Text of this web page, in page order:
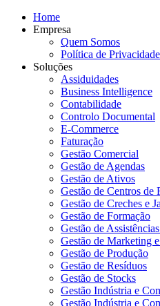
Home
Empresa
Quem Somos
Política de Privacidade
Soluções
Assiduidades
Business Intelligence
Contabilidade
Controlo Documental
E-Commerce
Faturação
Gestão Comercial
Gestão de Agendas
Gestão de Ativos
Gestão de Centros de
Gestão de Creches e
Gestão de Formação
Gestão de
Gestão de Marketing
Gestão de Produção
Gestão de Resíduos
Gestão de Stocks
Gestão Indústria e
Gestão Indústria e